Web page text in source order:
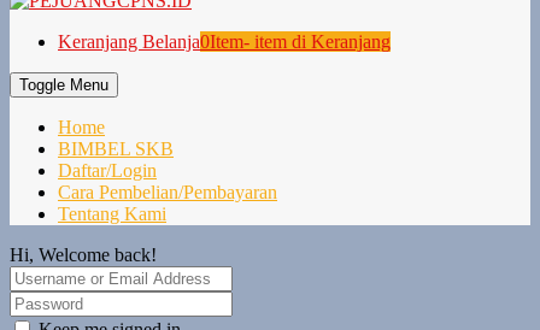
Keranjang Belanja0Item- item di Keranjang
Toggle Menu
Home
BIMBEL SKB
Daftar/Login
Cara Pembelian/Pembayaran
Tentang Kami
Hi, Welcome back!